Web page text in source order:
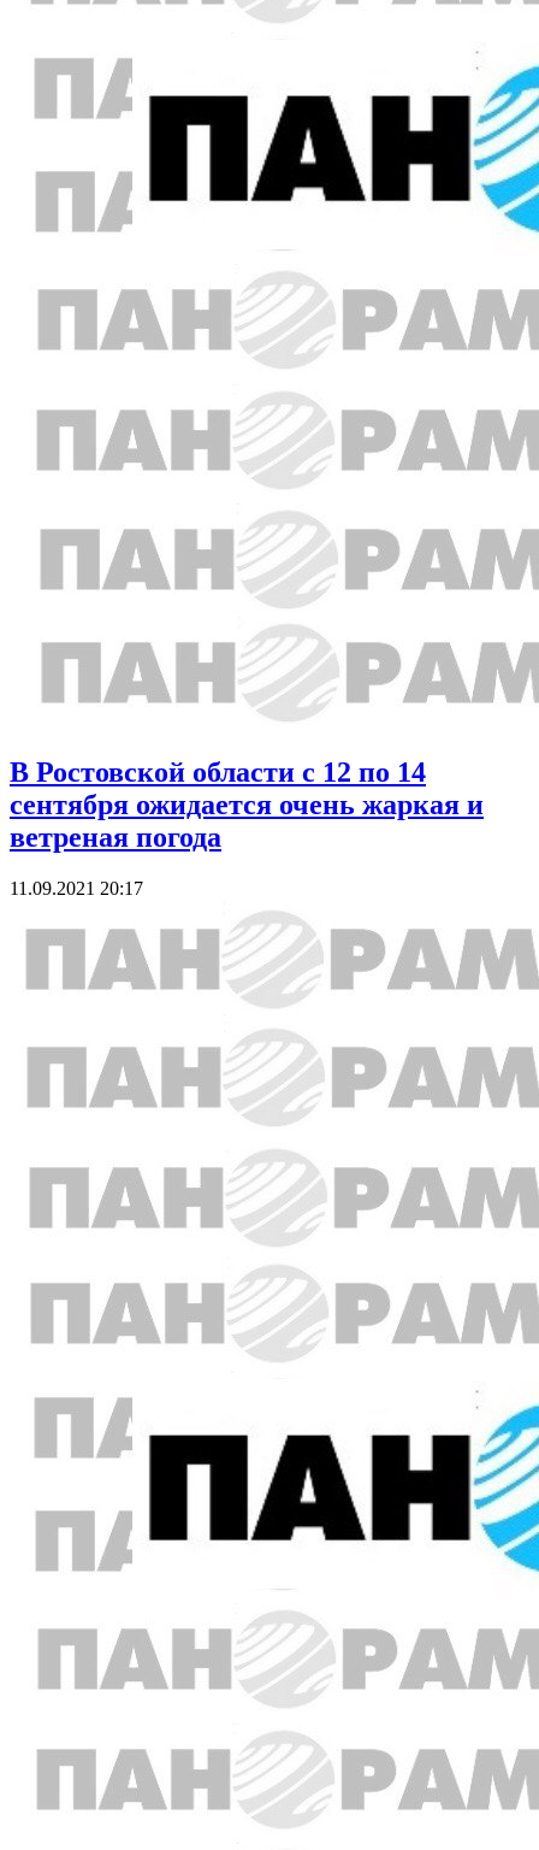
В Ростовской области с 12 по 14
сентября ожидается очень жаркая и
ветреная погода
11.09.2021 20:17